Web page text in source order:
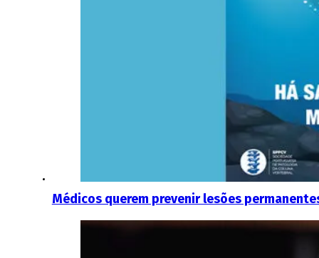
Médicos querem prevenir lesões